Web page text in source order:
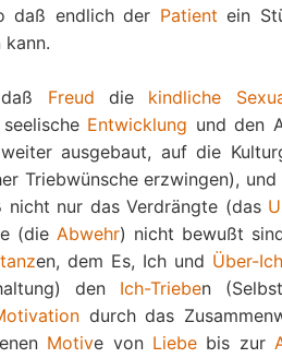
daß endlich der Patient ein
Freud die kindliche
Entwicklung und den
ausgebaut, auf die
Triebwünsche erzwingen),
nicht nur das Verdrängte (das
(die Abwehr) nicht bewußt
en, dem Es, Ich und Über-Ich
den Ich-Trieben
durch das
Motive von Liebe bis zur